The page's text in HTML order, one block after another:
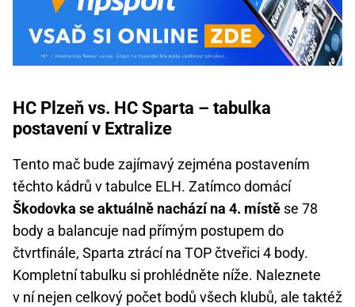
HC Plzeň vs. HC Sparta – tabulka
postavení v Extralize
Tento mač bude zajímavý zejména postavením
těchto kádrů v tabulce ELH. Zatímco domácí
Škodovka se aktuálně nachází na 4. místě se 78
body a balancuje nad přímým postupem do
čtvrtfinále, Sparta ztrácí na TOP čtveřici 4 body.
Kompletní tabulku si prohlédněte níže. Naleznete
v ní nejen celkový počet bodů všech klubů, ale taktéž